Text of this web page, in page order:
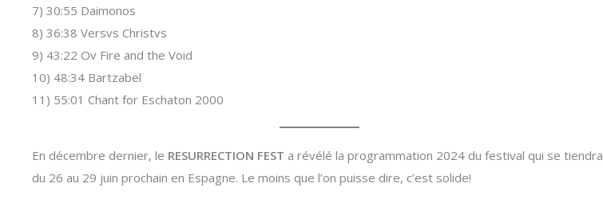
7) 30:55 Daimonos
8) 36:38 Versvs Christvs
9) 43:22 Ov Fire and the Void
10) 48:34 Bartzabel
11) 55:01 Chant for Eschaton 2000
En décembre dernier, le RESURRECTION FEST a révélé la programmation 2024 du festival qui se tiendra
du 26 au 29 juin prochain en Espagne. Le moins que l’on puisse dire, c’est solide!